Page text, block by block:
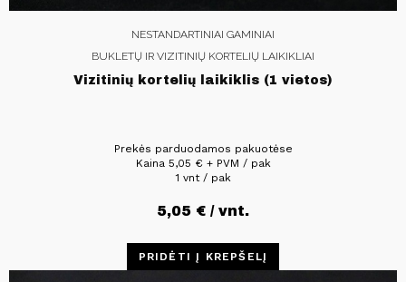
NESTANDARTINIAI GAMINIAI
BUKLETŲ IR VIZITINIŲ KORTELIŲ LAIKIKLIAI
Vizitinių kortelių laikiklis (1 vietos)
Prekės parduodamos pakuotėse
Kaina 5,05 €+ PVM / pak
1 vnt / pak
5,05 € / vnt.
PRIDĖTI Į KREPŠELĮ